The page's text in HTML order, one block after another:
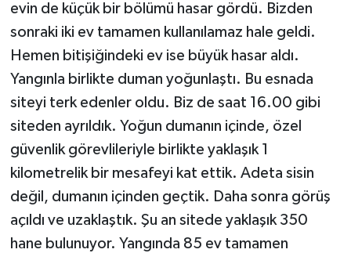
evin de küçük bir bölümü hasar gördü. Bizden
sonraki iki ev tamamen kullanılamaz hale geldi.
Hemen bitişiğindeki ev ise büyük hasar aldı.
Yangınla birlikte duman yoğunlaştı. Bu esnada
siteyi terk edenler oldu. Biz de saat 16.00 gibi
siteden ayrıldık. Yoğun dumanın içinde, özel
güvenlik görevlileriyle birlikte yaklaşık 1
kilometrelik bir mesafeyi kat ettik. Adeta sisin
değil, dumanın içinden geçtik. Daha sonra görüş
açıldı ve uzaklaştık. Şu an sitede yaklaşık 350
hane bulunuyor. Yangında 85 ev tamamen